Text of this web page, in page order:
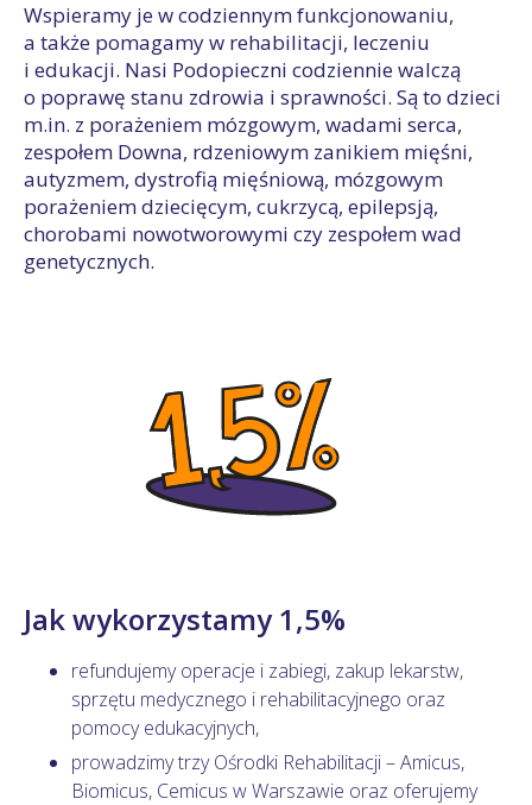
Wspieramy je w codziennym funkcjonowaniu,
a także pomagamy w rehabilitacji, leczeniu
i edukacji. Nasi Podopieczni codziennie walczą
o poprawę stanu zdrowia i sprawności. Są to dzieci
m.in. z porażeniem mózgowym, wadami serca,
zespołem Downa, rdzeniowym zanikiem mięśni,
autyzmem, dystrofią mięśniową, mózgowym
porażeniem dziecięcym, cukrzycą, epilepsją,
chorobami nowotworowymi czy zespołem wad
genetycznych.
Jak wykorzystamy 1,5%
refundujemy operacje i zabiegi, zakup lekarstw,
sprzętu medycznego i rehabilitacyjnego oraz
pomocy edukacyjnych,
prowadzimy trzy Ośrodki Rehabilitacji – Amicus,
Biomicus, Cemicus w Warszawie oraz oferujemy